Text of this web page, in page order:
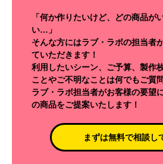
「何か作りたいけど、どの商品が
い…」
そんな方にはラブ・ラボの担当者
ていただきます！
利用したいシーン、ご予算、製作
ことやご不明なことは何でもご質
ラブ・ラボ担当者がお客様の要望
の商品をご提案いたします！
まずは無料で相談し